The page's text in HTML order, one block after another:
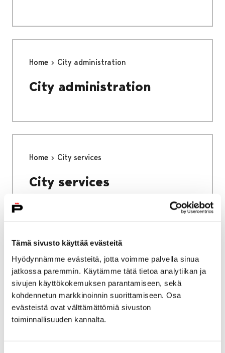
Tämä sivusto käyttää evästeitä
Hyödynnämme evästeitä, jotta voimme palvella sinua
jatkossa paremmin. Käytämme tätä tietoa analytiikan ja
sivujen käyttökokemuksen parantamiseen, sekä
kohdennetun markkinoinnin suorittamiseen. Osa
evästeistä ovat välttämättömiä sivuston
toiminnallisuuden kannalta.
Home City administration
City administration
Home City services
City services
Why Pori